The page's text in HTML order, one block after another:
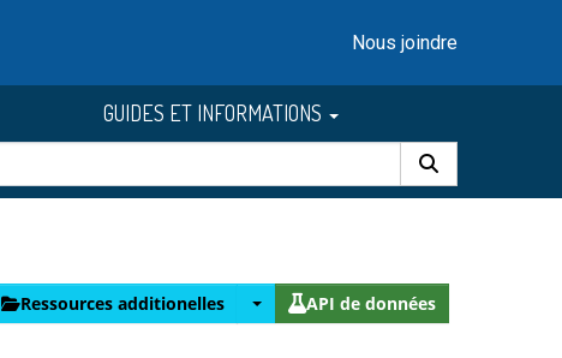
Nous joindre
GUIDES ET INFORMATIONS
Ressources additionelles API de données